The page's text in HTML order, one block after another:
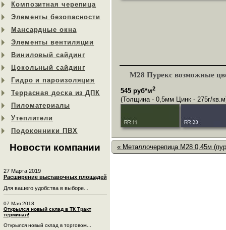
Композитная черепица
Элементы безопасности
Мансардные окна
Элементы вентиляции
Виниловый сайдинг
Цокольный сайдинг
Гидро и пароизоляция
Террасная доска из ДПК
Пиломатериалы
Утеплители
Подоконники ПВХ
Новости компании
27 Марта 2019
Расширение выставочных площадей
Для вашего удобства в выборе...
07 Мая 2018
Открылся новый склад в ТК Тракт
терминал!
Открылся новый склад в торговом...
М28 Пурекс возможные
545 руб*м2
(Толщина - 0,5мм Цинк - 275г/
« Металлочерепица М28 0,45м